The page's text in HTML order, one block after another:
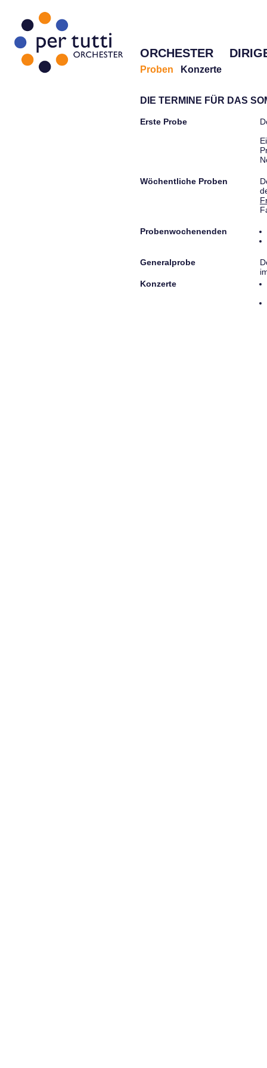
ORCHESTER
Proben Konzerte
DIE TERMINE FÜR DAS
Erste Probe
Wöchentliche Proben
Probenwochenenden
Generalprobe
Konzerte